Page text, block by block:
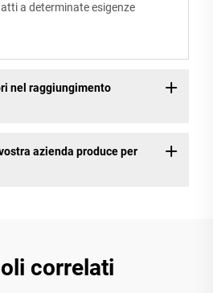
a determinate esigenze
nel raggiungimento
azienda produce per
correlati